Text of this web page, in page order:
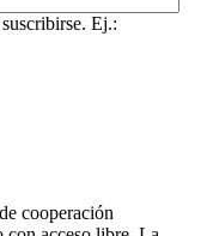
Ej.:
cooperación